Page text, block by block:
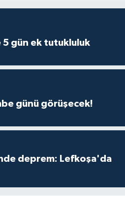
5 gün ek tutukluluk
günü görüşecek!
deprem: Lefkoşa'da